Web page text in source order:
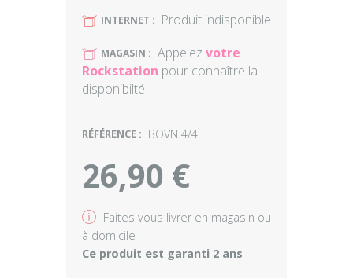
U INTERNET : Produit indisponible
U MAGASIN : Appelez votre
Rockstation pour connaître la
disponibilté
RÉFÉRENCE : BOVN 4/4
26,90 €
v Faites vous livrer en magasin ou
à domicile
Ce produit est garanti 2 ans